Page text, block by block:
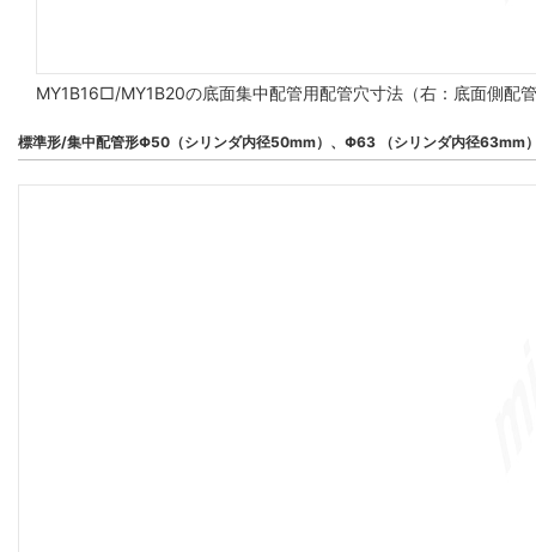
MY1B16□/MY1B20の底面集中配管用配管穴寸法（右：底面側配
標準形/集中配管形Φ50（シリンダ内径50mm）、Φ63 （シリンダ内径63mm